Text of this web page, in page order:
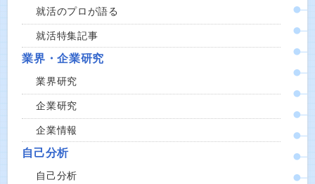
就活のプロが語る
就活特集記事
業界・企業研究
業界研究
企業研究
企業情報
自己分析
自己分析